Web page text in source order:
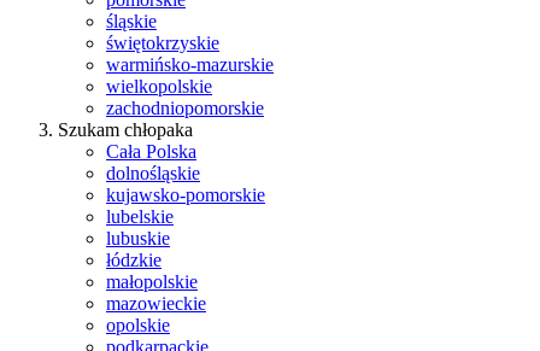
śląskie
świętokrzyskie
warmińsko-mazurskie
wielkopolskie
zachodniopomorskie
Szukam chłopaka
Cała Polska
dolnośląskie
kujawsko-pomorskie
lubelskie
lubuskie
łódzkie
małopolskie
mazowieckie
opolskie
podkarpackie